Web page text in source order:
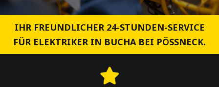
IHR FREUNDLICHER 24-STUNDEN-SERVICE
FÜR ELEKTRIKER IN BUCHA BEI PÖSSNECK.